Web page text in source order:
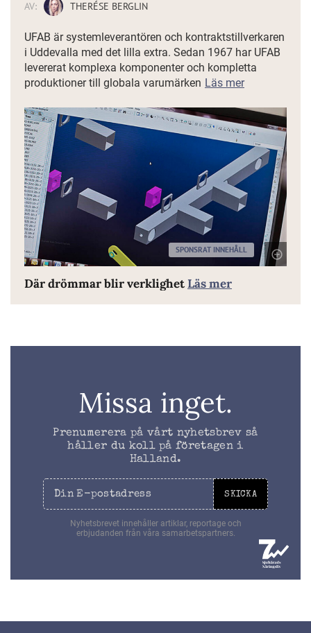
AV: THERÉSE BERGLIN
UFAB är systemleverantören och kontraktstillverkaren
i Uddevalla med det lilla extra. Sedan 1967 har UFAB
levererat komplexa komponenter och kompletta
produktioner till globala varumärken Läs mer
SPONSRAT INNEHÅLL
Där drömmar blir verklighetLäs mer
Missa inget.
Prenumerera på vårt nyhetsbrev så
håller du koll på företagen i
Halland.
SKICKA
Nyhetsbrevet innehåller artiklar, reportage och
erbjudanden från våra samarbetspartners.